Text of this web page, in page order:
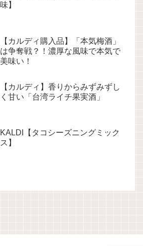
味】
【カルディ購入品】「本気梅酒」
は争奪戦？！濃厚な風味で本気で
美味い！
【カルディ】香りからみずみずし
く甘い「台湾ライチ果実酒」
KALDI【タコシーズニングミック
ス】